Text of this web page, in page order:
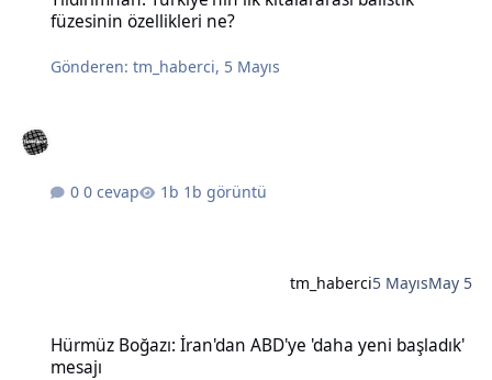
füzesinin özellikleri ne?
Gönderen:tm_haberci, 5 Mayıs
0 cevap 1b görüntü
tm_haberci5 MayısMay 5
Hürmüz Boğazı: İran'dan ABD'ye 'daha yeni başladık'
mesajı